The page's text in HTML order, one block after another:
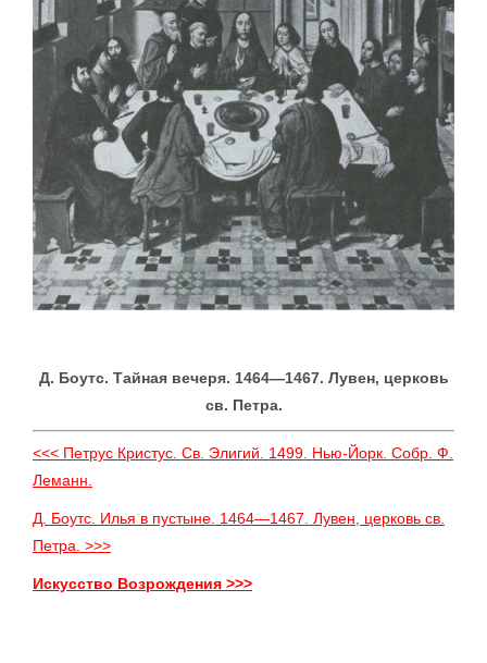
Д. Боутс. Тайная вечеря. 1464—1467. Лувен, церковь
св. Петра.
<<< Петрус Кристус. Св. Элигий. 1499. Нью-Йорк. Собр. Ф.
Леманн.
Д. Боутс. Илья в пустыне. 1464—1467. Лувен, церковь св.
Петра. >>>
Искусство Возрождения >>>